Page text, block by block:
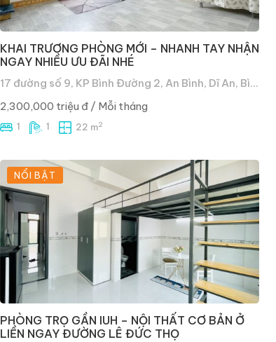
KHAI TRƯƠNG PHÒNG MỚI – NHANH TAY NHẬN
NGAY NHIỀU ƯU ĐÃI NHÉ
17 đường số 9, KP Bình Đường 2, An Bình, Dĩ An, Bình Dương
2,300,000 triệu đ / Mỗi tháng
1 1 22 m2
NỔI BẬT
PHÒNG TRỌ GẦN IUH – NỘI THẤT CƠ BẢN Ở
LIỀN NGAY ĐƯỜNG LÊ ĐỨC THỌ